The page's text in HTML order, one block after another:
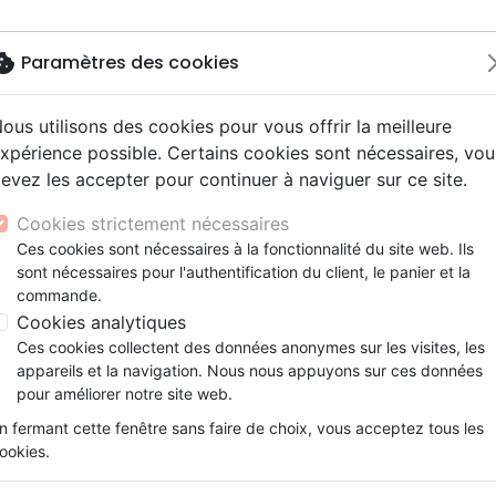
NouveautésBibles
Testaments
Etude biblique
Segond 21
Segond
NEG
Livres
Bandes dessinées
Famille, couple
Souffrance, Relation d'aide
Santé
eBooks
Couple
Découverte de la foi
Méditations
Souffrance, Relation d'aide
Psychologie
ans
Adolescents, jeunes
Bibles jeunesse
Latino, Folk
Soul
Rap, Hip-hop
Instrumental
Louange, Adoration
Hardrock, Métal
animés
conférences
Films, fiction
Documentaires, reportages
Jeux
Accessoires de Bible
Papeterie
Lettres de Paul (Les) - Encyclopédie des difficultés
Les Lettres de Paul
Encyclopédie des difficultés
Auteur :Alfred Kuen
RéférenceEMM4631 EAN9782828700942
Description
Une véritable mine de
important
Paramètres des cookies
utilisons des cookies pour vous offrir la meilleure
possible. Certains cookies sont nécessaires,
les accepter pour continuer à naviguer sur ce site.
Cookies strictement nécessaires
Ces cookies sont nécessaires à la fonctionnalité du site web. Ils
sont nécessaires pour l'authentification du client, le panier et la
commande.
Cookies analytiques
Ces cookies collectent des données anonymes sur les visites, les
appareils et la navigation. Nous nous appuyons sur ces données
pour améliorer notre site web.
fermant cette fenêtre sans faire de choix, vous acceptez tous les